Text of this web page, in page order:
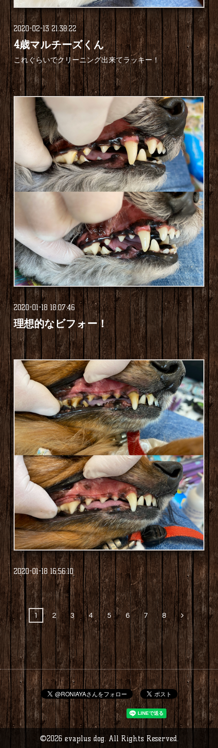
2020-02-13 21:38:22
4歳マルチーズくん
これぐらいでクリーニング出来てラッキー！
2020-01-18 18:07:46
理想的なビフォー！
2020-01-18 16:56:10
1 2 3 4 5 6 7 8
©2026 evaplus dog . All Rights Reserved.